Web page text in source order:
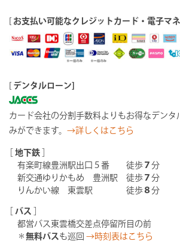
お支払い可能なクレジットカード・電子マ
デンタルローン]
カード会社の分割手数料よりもお得なデンタ
みができます。 →詳しくはこちら
地下鉄
有楽町線豊洲駅出口５番 徒歩 ７ 分
新交通ゆりかもめ 豊洲駅 徒歩 ７ 分
りんかい線 東雲駅 徒歩 ８ 分
バス
都営バス東雲橋交差点停留所目の前
＊ 無料バス も巡回 →時刻表はこちら